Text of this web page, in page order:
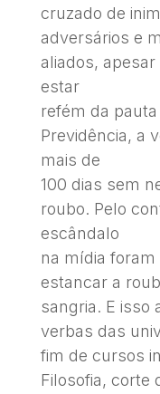
cruzado de
adversários e
aliados,
estar
refém da
Previdência, a
mais de
100 dias sem
roubo. Pelo
escândalo
na mídia
estancar a
sangria. E isso
verbas das
fim de cursos
Filosofia, corte